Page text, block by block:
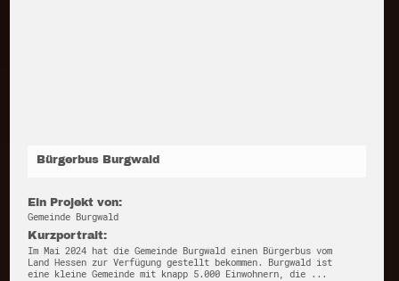
Bürgerbus Burgwald
Ein Projekt von:
Gemeinde Burgwald
Kurzportrait:
Im Mai 2024 hat die Gemeinde Burgwald einen Bürgerbus vom
Land Hessen zur Verfügung gestellt bekommen. Burgwald ist
eine kleine Gemeinde mit knapp 5.000 Einwohnern, die ...